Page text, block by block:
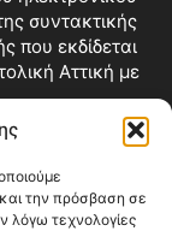
την πρόσβαση σε
λόγω τεχνολογίες
συντακτικής
που εκδίδεται
Αττική με